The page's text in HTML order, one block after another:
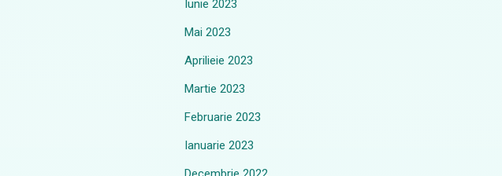
Iunie 2023
Mai 2023
Aprilieie 2023
Martie 2023
Februarie 2023
Ianuarie 2023